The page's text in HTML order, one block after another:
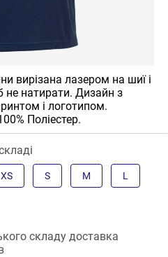
вирізана лазером на шиї і
не натирати. Дизайн з
і логотипом.
Поліестер.
XS S M L
складу доставка